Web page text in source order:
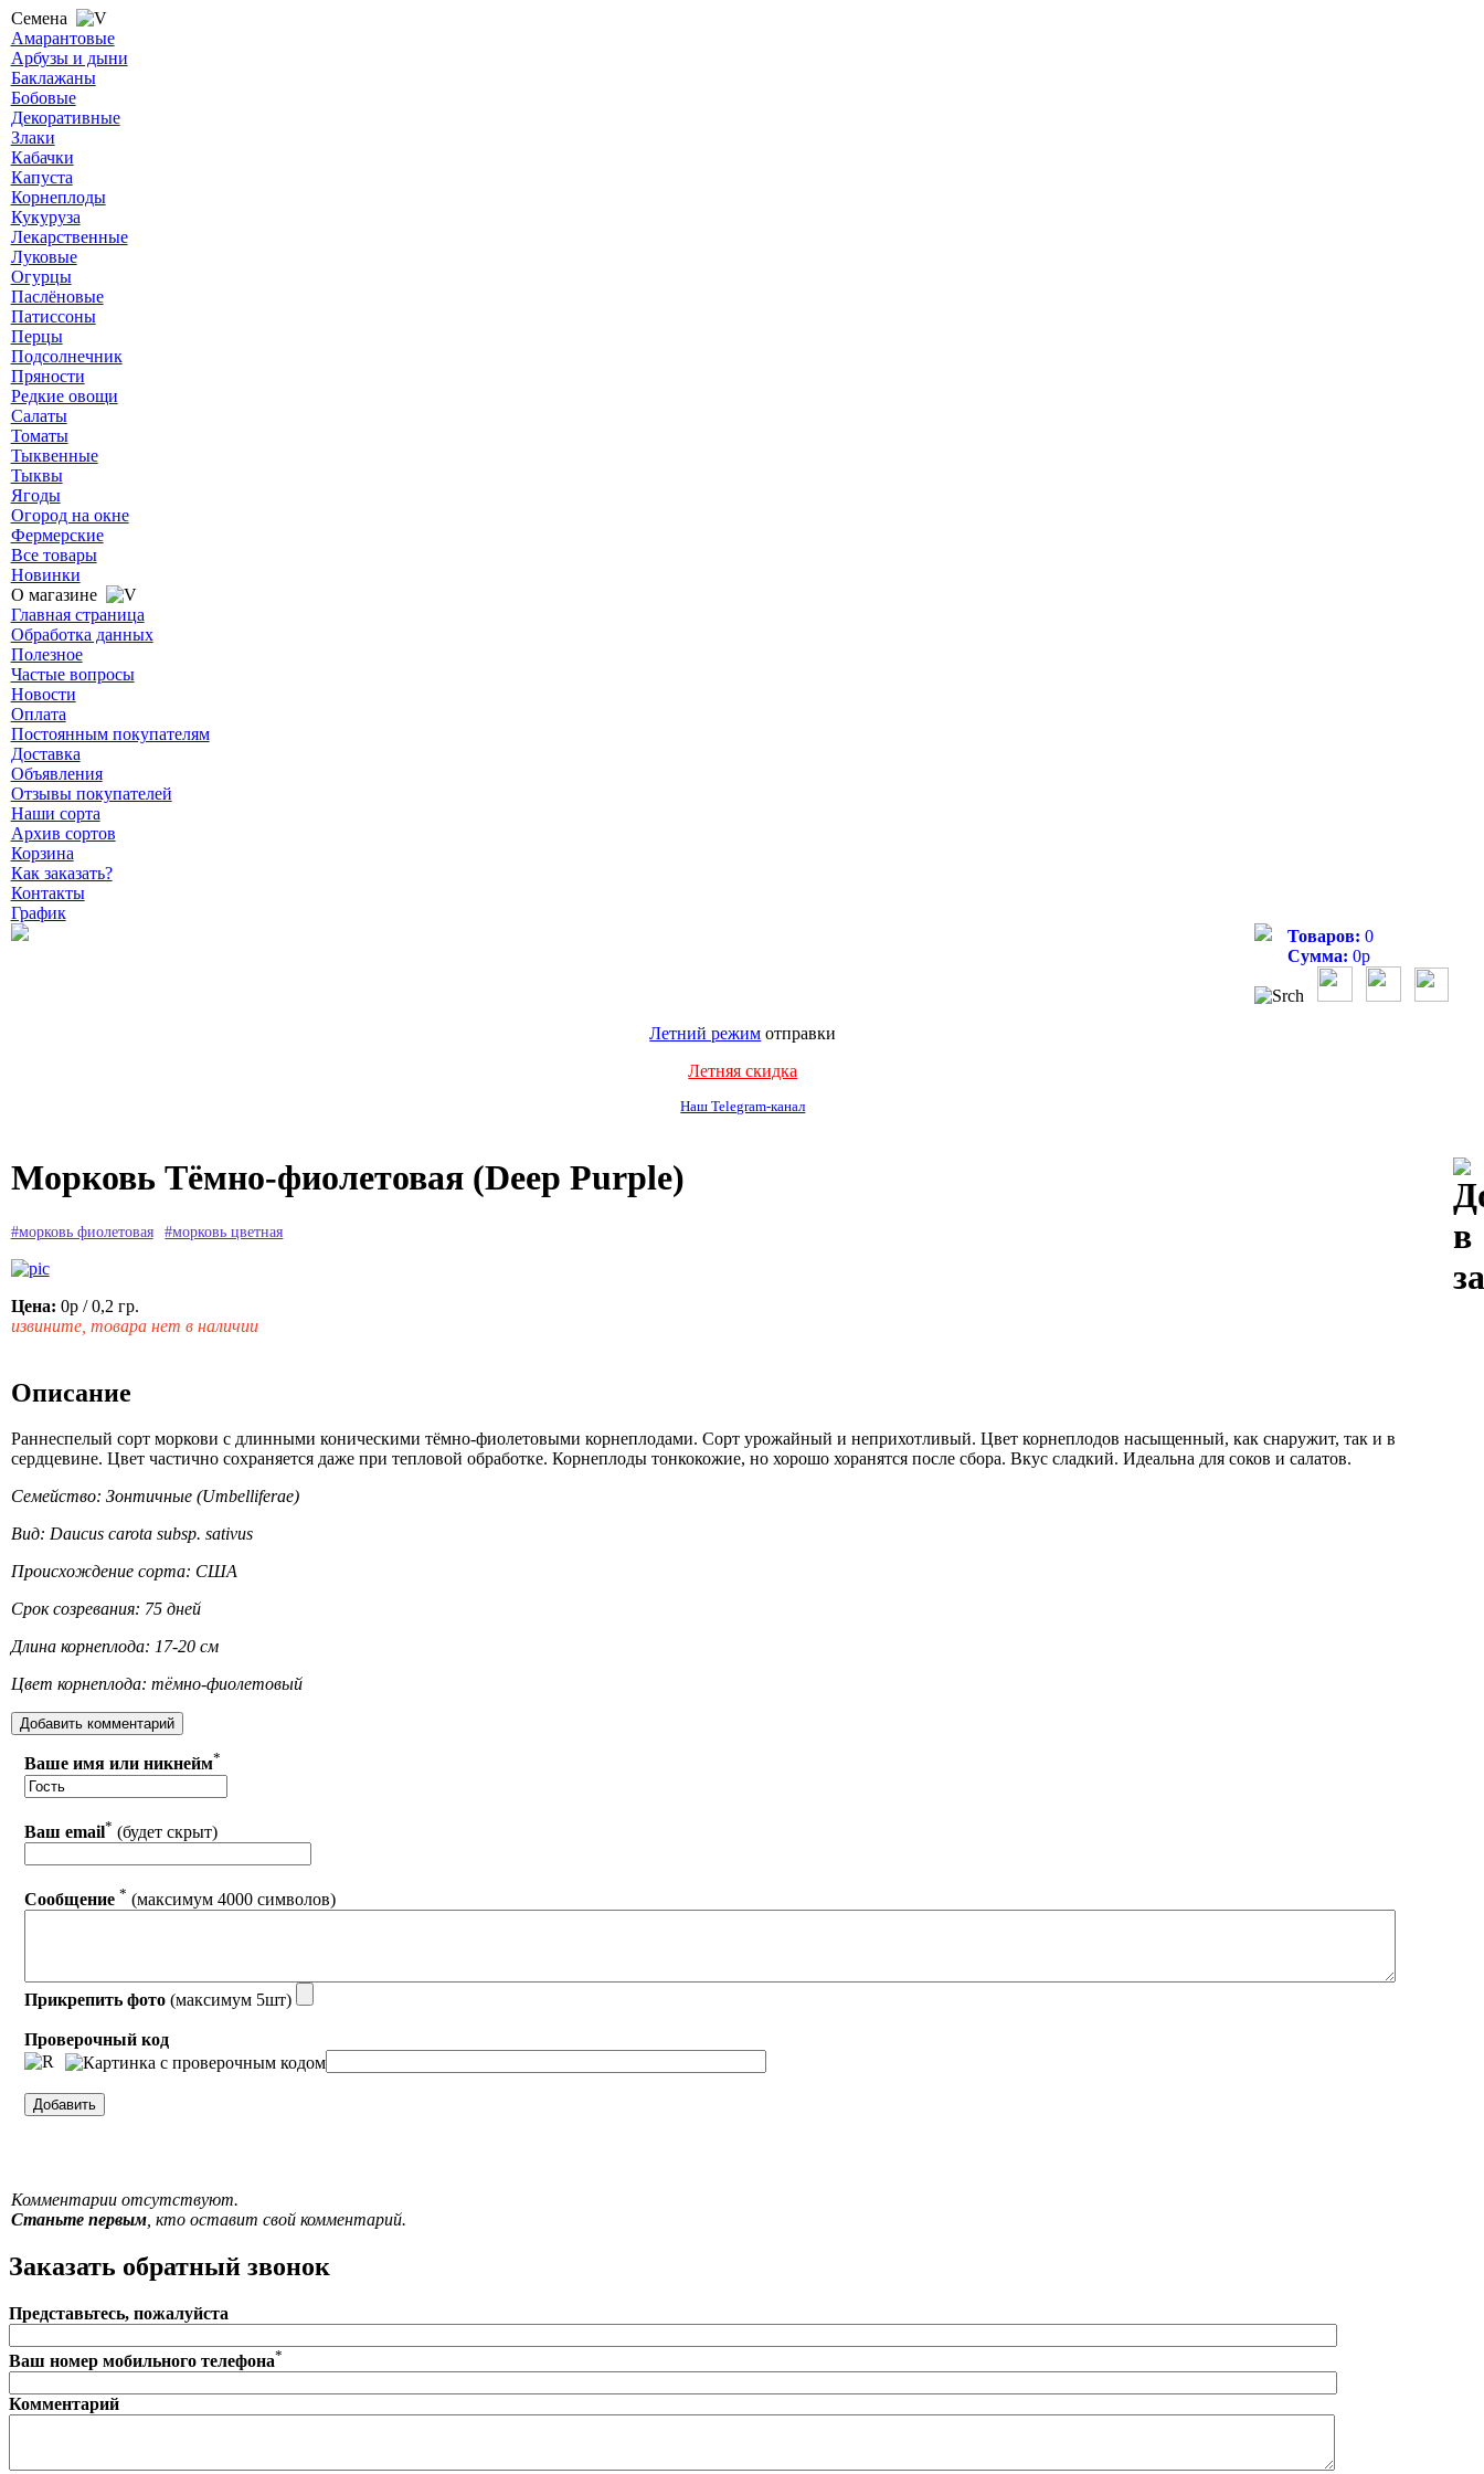
Семена
Амарантовые
Арбузы и дыни
Баклажаны
Бобовые
Декоративные
Злаки
Кабачки
Капуста
Корнеплоды
Кукуруза
Лекарственные
Луковые
Огурцы
Паслёновые
Патиссоны
Перцы
Подсолнечник
Пряности
Редкие овощи
Салаты
Томаты
Тыквенные
Тыквы
Ягоды
Огород на окне
Фермерские
Все товары
Новинки
О магазине
Главная страница
Обработка данных
Полезное
Частые вопросы
Новости
Оплата
Постоянным покупателям
Доставка
Объявления
Отзывы покупателей
Наши сорта
Архив сортов
Корзина
Как заказать?
Контакты
График
Товаров: 0
Сумма: 0р
Летний режим отправки
Летняя скидка
Наш Telegram-канал
Морковь Тёмно-фиолетовая (Deep Purple)
#морковь фиолетовая #морковь цветная
Цена: 0р / 0,2 гр.
извините, товара нет в наличии
Описание
Раннеспелый сорт моркови с длинными коническими тёмно-фиолетовыми корнеплодами. Сорт урожайный и неприхотливый. Цвет корнеплодов насыщенный, как снаружит, так и в
сердцевине. Цвет частично сохраняется даже при тепловой обработке. Корнеплоды тонкокожие, но хорошо хоранятся после сбора. Вкус сладкий. Идеальна для соков и салатов.
Семейство: Зонтичные (Umbelliferae)
Вид: Daucus carota subsp. sativus
Происхождение сорта: США
Срок созревания: 75 дней
Длина корнеплода: 17-20 см
Цвет корнеплода: тёмно-фиолетовый
Ваше имя или никнейм*
Ваш email* (будет скрыт)
Сообщение * (максимум 4000 символов)
Прикрепить фото (максимум 5шт)
Проверочный код
Комментарии отсутствуют.
Станьте первым, кто оставит свой комментарий.
Заказать обратный звонок
Представьтесь, пожалуйста
Ваш номер мобильного телефона*
Комментарий